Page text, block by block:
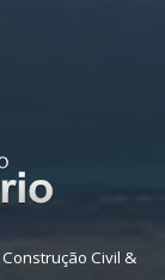
Civil &